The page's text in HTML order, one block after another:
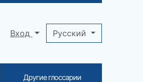
Вход Pусский
Другие глоссарии